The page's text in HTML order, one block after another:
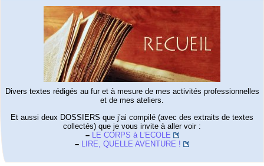
Divers textes rédigés au fur et à mesure de mes activités professionnelles
et de mes ateliers.
Et aussi deux DOSSIERS que j’ai compilé (avec des extraits de textes
collectés) que je vous invite à aller voir :
– LE CORPS à L’ECOLE
– LIRE, QUELLE AVENTURE !